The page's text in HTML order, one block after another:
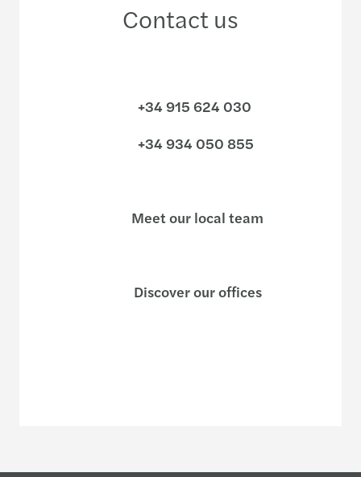
Contact us
+34 915 624 030
+34 934 050 855
Meet our local team
Discover our offices